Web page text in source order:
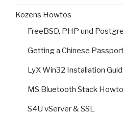
Kozens Howtos
FreeBSD, PHP und
Getting a Chinese
LyX Win32 Installation
MS Bluetooth Stack Howto
S4U vServer & SSL